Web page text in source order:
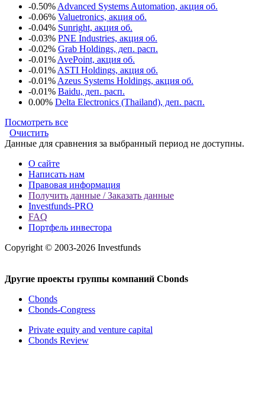
-0.50% Advanced Systems Automation, акция об.
-0.06% Valuetronics, акция об.
-0.04% Sunright, акция об.
-0.03% PNE Industries, акция об.
-0.02% Grab Holdings, деп. расп.
-0.01% AvePoint, акция об.
-0.01% ASTI Holdings, акция об.
-0.01% Azeus Systems Holdings, акция об.
-0.01% Baidu, деп. расп.
0.00% Delta Electronics (Thailand), деп. расп.
Посмотреть все
Очистить
Данные для сравнения за выбранный период не доступны.
О сайте
Написать нам
Правовая информация
Получить данные / Заказать данные
Investfunds-PRO
FAQ
Портфель инвестора
Copyright © 2003-2026 Investfunds
Другие проекты группы компаний Cbonds
Cbonds
Cbonds-Congress
Private equity and venture capital
Cbonds Review